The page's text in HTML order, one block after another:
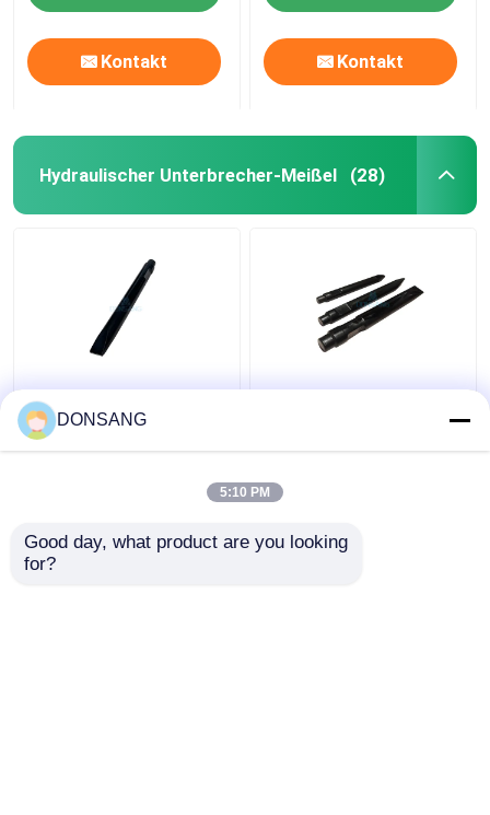
Kontakt Kontakt
Hydraulischer Unterbrecher-Meißel (28)
40Cr 42Cr 180mm
Hydraulische
Felshammer-Wedge-
42CrMo Hydraulischer
Brecher 175mm Chisel
Felshammer DS86
DONSANG
5:10 PM
Good day, what product are you looking
for?